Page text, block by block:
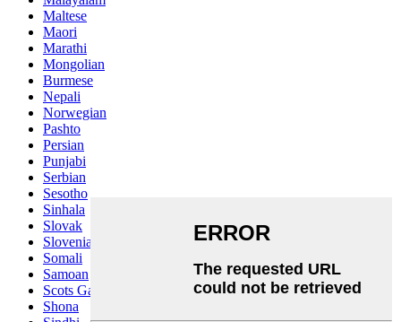
Maltese
Maori
Marathi
Mongolian
Burmese
Nepali
Norwegian
Pashto
Persian
Punjabi
Serbian
Sesotho
Sinhala
Slovak
Slovenian
Somali
Samoan
Scots Gaelic
Shona